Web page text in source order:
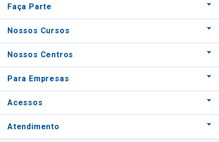
Faça Parte
Nossos Cursos
Nossos Centros
Para Empresas
Acessos
Atendimento